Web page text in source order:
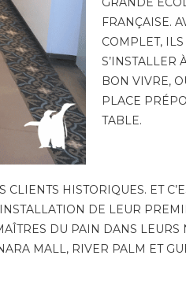
FRANÇAISE.
COMPLET,
S’INSTALLER
BON VIVRE,
PLACE
TABLE.
CLIENTS HISTORIQUES. ET
DE LEUR
DU PAIN DANS
MALL, RIVER PALM ET